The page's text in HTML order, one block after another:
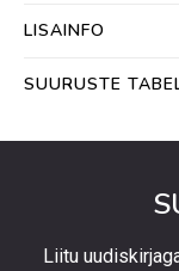
LISAINFO
SUURUSTE
Liitu